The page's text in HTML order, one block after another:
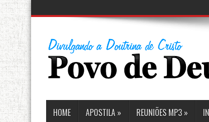
HOME APOSTILA » REUNIÕES MP3 »